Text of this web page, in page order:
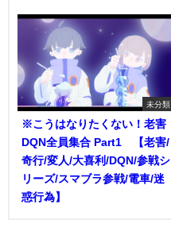
未分類
※こうはなりたくない！老害
DQN全員集合 Part1 【老害/
奇行/変人/大喜利/DQN/参戦シ
リーズ/スマブラ参戦/電車/迷
惑行為】